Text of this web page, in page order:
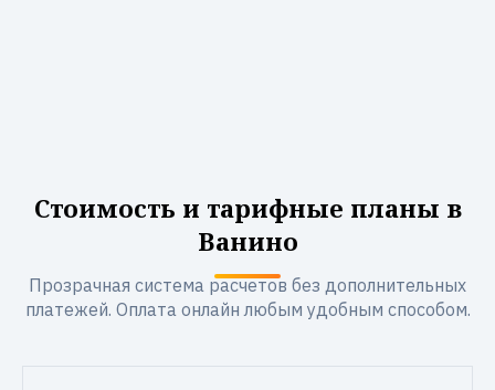
Стоимость и тарифные планы в
Ванино
Прозрачная система расчетов без дополнительных
платежей. Оплата онлайн любым удобным способом.